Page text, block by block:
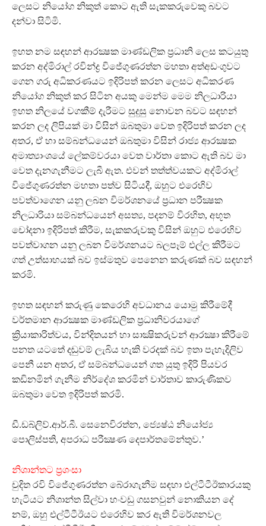
ලෙසට නියෝග නිකුත් කොට ඇති සැකකරුවෙකු බවට
දන්වා සිටිමි.
ඉහත නම සඳහන් ආරක්‍ෂක මාණ්ඩලික ප්‍රධානි ලෙස කටයුතු
කරන අද්මිරාල් රවින්ද්‍ර විජේගුණරත්න මහතා අත්අඩංගුවට
ගෙන ගරු අධිකරණයට ඉදිරිපත් කරන ලෙසට අධිකරණ
නියෝග නිකුත් කර සිටින අයකු මෙන්ම මෙම නිලධාරියා
ඉහත නිලයේ වගකීම් දැරීමට සුදුසු නොවන බවට සඳහන්
කරන ලද ලිපියක් මා විසින් ඔබතුමා වෙත ඉදිරිපත් කරන ලද
අතර, ඒ හා සම්බන්ධයෙන් ඔබතුමා විසින් රාජ්‍ය ආරක්‍ෂක
අමාත්‍යාංශයේ ලේකම්වරයා වෙත වාර්තා කොට ඇති බව මා
වෙත දැනගැනීමට ලැබී ඇත. එවන් තත්ත්වයකට අද්මිරාල්
විජේගුණරත්න මහතා පත්ව සිටියදී, ඔහුට එරෙහිව
පවත්වාගෙන යනු ලබන විමර්ශනයේ ප්‍රධාන පරීක්‍ෂක
නිලධාරියා සම්බන්ධයෙන් අසත්‍ය, පදනම් විරහිත, අභූත
චෝදනා ඉදිරිපත් කිරීම, සැකකරුවකු විසින් ඔහුට එරෙහිව
පවත්වාගන යනු ලබන විමර්ශනයට බලපෑම් එල්ල කිරීමට
ගත් උත්සාහයක් බව ඉස්මතුව පෙනෙන කරුණක් බව සඳහන්
කරමි.
ඉහත සඳහන් කරුණු කෙරෙහි අවධානය යොමු කිරීමේදී
වර්තමාන ආරක්‍ෂක මාණ්ඩලික ප්‍රධානිවරයාගේ
ක්‍රියාකාරිත්වය, වින්දිතයන් හා සාක්‍ෂිකරුවන් ආරක්‍ෂා කිරීමේ
පනත යටතේ දඬුවම් ලැබිය හැකි වරදක් බව ඉතා පැහැදිලිව
පෙනී යන අතර, ඒ සම්බන්ධයෙන් ගත යුතු ඉදිරි පියවර
කඩිනමින් ගැනීම නිර්දේශ කරමින් වාර්තාව කාරුණිකව
ඔබතුමා වෙත ඉදිරිපත් කරමි.
ඩී.ඩබ්ලිව්.ආර්.බී. සෙනෙවිරත්න, ජ්‍යෙෂ්ඨ නියෝජ්‍ය
පොලිස්පති, අපරාධ පරීක්‍ෂණ දෙපාර්තමේන්තුව.’
නිශාන්තට ප්‍රශංසා
චුදිත රවි විජේගුණරත්න බේරාගැනීම සඳහා එල්ටීටීඊකාරයකු
හැටියට නිශාන්ත සිල්වා හංවඩු ගසනවුන් නොකියන දේ
නම්, ඔහු එල්ටීටීඊයට එරෙහිව කර ඇති විමර්ශනවල